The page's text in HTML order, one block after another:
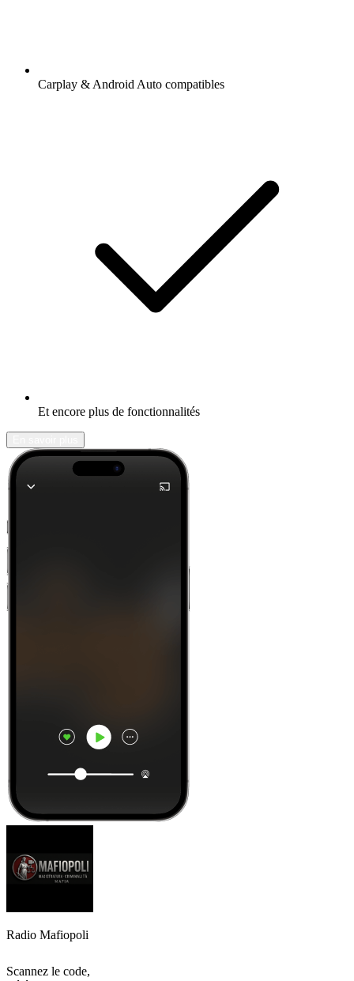
Carplay & Android Auto compatibles
Et encore plus de fonctionnalités
Radio Mafiopoli
Scannez le code,